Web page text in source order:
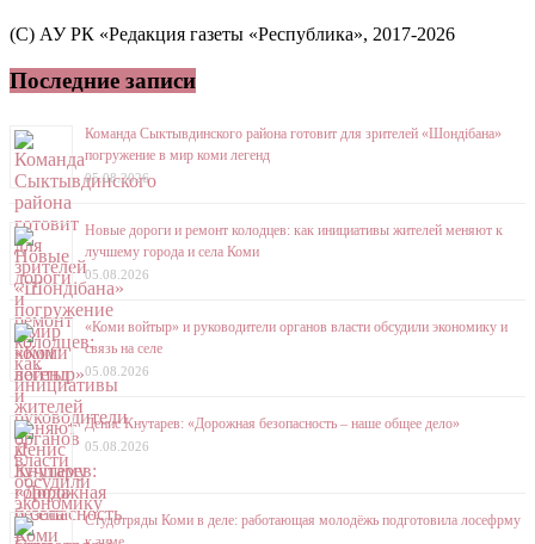
(C) АУ РК «Редакция газеты «Республика», 2017-2026
Последние записи
Команда Сыктывдинского района готовит для зрителей «Шондібана»
погружение в мир коми легенд
05.08.2026
Новые дороги и ремонт колодцев: как инициативы жителей меняют к
лучшему города и села Коми
05.08.2026
«Коми войтыр» и руководители органов власти обсудили экономику и
связь на селе
05.08.2026
Денис Кнутарев: «Дорожная безопасность – наше общее дело»
05.08.2026
Студотряды Коми в деле: работающая молодёжь подготовила лосефрму